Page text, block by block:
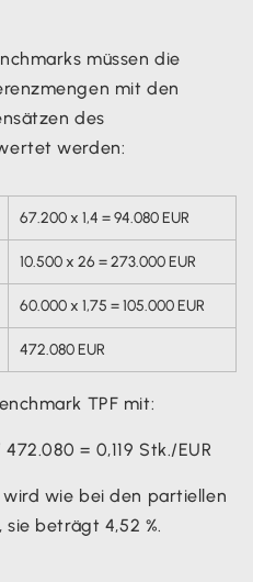
müssen die
mit den
des
werden:
67.200 x 1,4 = 94.080 EUR
10.500 x 26 = 273.000 EUR
60.000 x 1,75 = 105.000 EUR
472.080 EUR
TPF mit:
= 0,119 Stk./EUR
wird wie bei den partiellen
beträgt 4,52 %.